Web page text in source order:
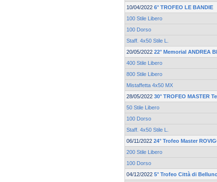
10/04/2022 6° TROFEO LE BANDIE
100 Stile Libero
100 Dorso
Staff. 4x50 Stile L.
20/05/2022 22° Memorial ANDREA
400 Stile Libero
800 Stile Libero
Mistaffetta 4x50 MX
28/05/2022 30° TROFEO MASTER
50 Stile Libero
100 Dorso
Staff. 4x50 Stile L.
06/11/2022 24° Trofeo Master
200 Stile Libero
100 Dorso
04/12/2022 5° Trofeo Città di